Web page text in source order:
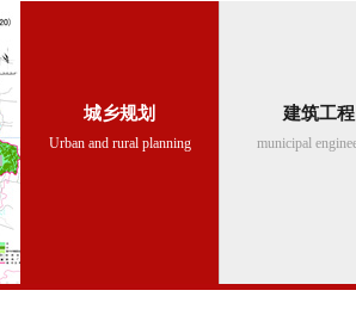
城乡规划
Urban and rural planning
建筑工程
municipal